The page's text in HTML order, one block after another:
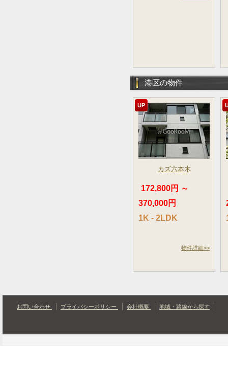
港区の物件
UP
カズ六本木
172,800円 ～
370,000円
1K - 2LDK
物件詳細>>
お問い合わせ プライバシーポリシー 会社概要 地域・路線から探す